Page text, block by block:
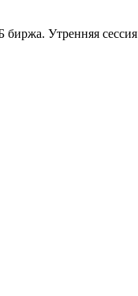
Утренняя сессия